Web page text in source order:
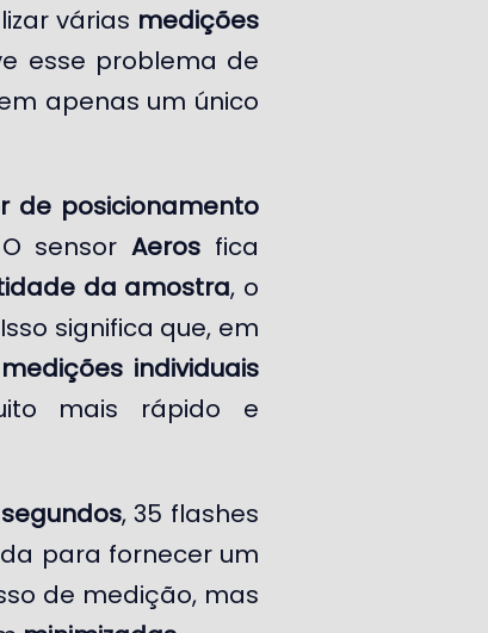
várias medições
esse problema de
apenas um único
de posicionamento
sensorAeros fica
da amostra, o
significa que, em
individuais
mais rápido e
, 35 flashes
para fornecer um
de medição, mas